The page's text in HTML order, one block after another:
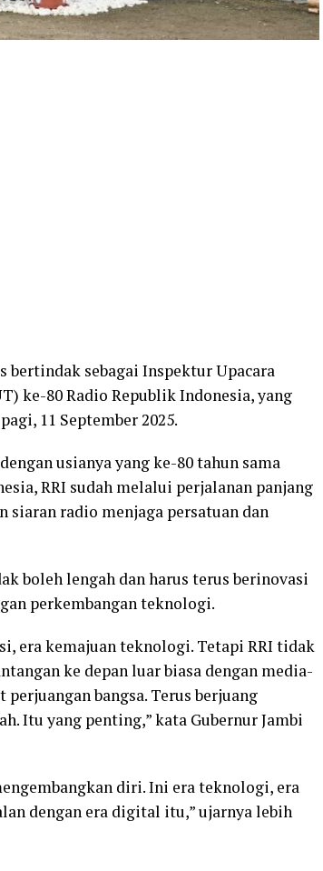
bertindak sebagai Inspektur Upacara
ke-80 Radio Republik Indonesia, yang
11 September 2025.
usianya yang ke-80 tahun sama
RRI sudah melalui perjalanan panjang
siaran radio menjaga persatuan dan
boleh lengah dan harus terus berinovasi
perkembangan teknologi.
era kemajuan teknologi. Tetapi RRI tidak
ke depan luar biasa dengan media-
bangsa. Terus berjuang
Itu yang penting,” kata Gubernur Jambi
diri. Ini era teknologi, era
dengan era digital itu,” ujarnya lebih